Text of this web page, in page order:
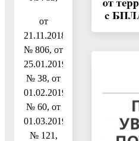
от
21.11.2018
№ 806, от
25.01.2019
№ 38, от
01.02.2019
№ 60, от
01.03.2019
№ 121,